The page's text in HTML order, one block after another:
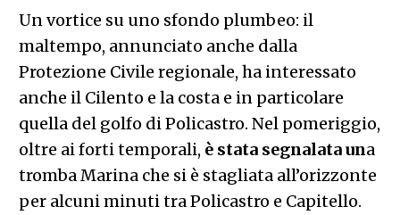
Un vortice su uno sfondo plumbeo: il
maltempo, annunciato anche dalla
Protezione Civile regionale, ha interessato
anche il Cilento e la costa e in particolare
quella del golfo di Policastro. Nel pomeriggio,
oltre ai forti temporali, è stata segnalata una
tromba Marina che si è stagliata all’orizzonte
per alcuni minuti tra Policastro e Capitello.